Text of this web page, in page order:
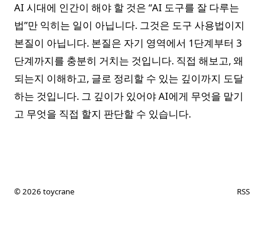
AI 시대에 인간이 해야 할 것은 “AI 도구를 잘 다루는
법”만 익히는 일이 아닙니다. 그것은 도구 사용법이지
본질이 아닙니다. 본질은 자기 영역에서 1단계부터 3
단계까지를 충분히 거치는 것입니다. 직접 해보고, 왜
되는지 이해하고, 글로 정리할 수 있는 깊이까지 도달
하는 것입니다. 그 깊이가 있어야 AI에게 무엇을 맡기
고 무엇을 직접 할지 판단할 수 있습니다.
© 2026 toycrane RSS